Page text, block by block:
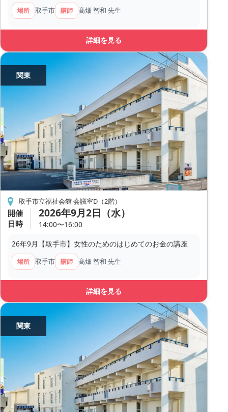
場所 取手市 講師 髙畑 智和 先生
詳細を見る
関東
取手市立福祉会館 会議室D（2階）
開催
日時
2026年9月2日（水）
14:00〜16:00
26年9月【取手市】女性のためのはじめてのお金の講座
場所 取手市 講師 髙畑 智和 先生
詳細を見る
関東